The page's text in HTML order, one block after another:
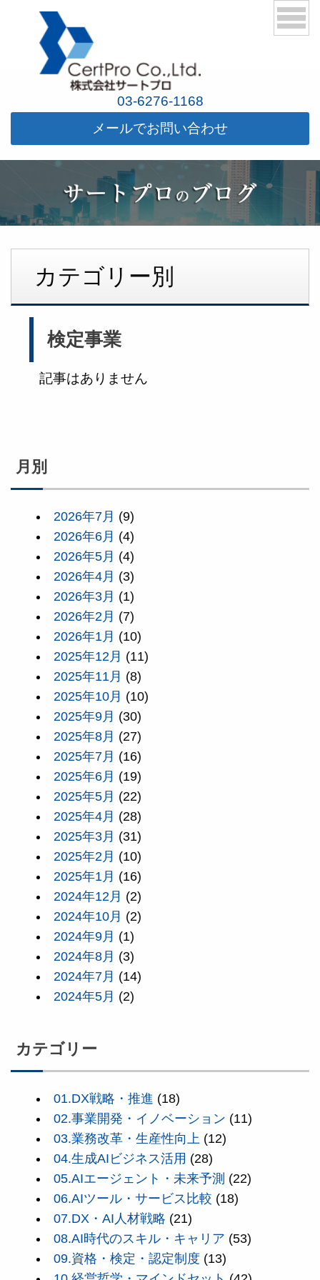
03-6276-1168
メールでお問い合わせ
カテゴリー別
検定事業
記事はありません
月別
2026年7月 (9)
2026年6月 (4)
2026年5月 (4)
2026年4月 (3)
2026年3月 (1)
2026年2月 (7)
2026年1月 (10)
2025年12月 (11)
2025年11月 (8)
2025年10月 (10)
2025年9月 (30)
2025年8月 (27)
2025年7月 (16)
2025年6月 (19)
2025年5月 (22)
2025年4月 (28)
2025年3月 (31)
2025年2月 (10)
2025年1月 (16)
2024年12月 (2)
2024年10月 (2)
2024年9月 (1)
2024年8月 (3)
2024年7月 (14)
2024年5月 (2)
カテゴリー
01.DX戦略・推進 (18)
02.事業開発・イノベーション (11)
03.業務改革・生産性向上 (12)
04.生成AIビジネス活用 (28)
05.AIエージェント・未来予測 (22)
06.AIツール・サービス比較 (18)
07.DX・AI人材戦略 (21)
08.AI時代のスキル・キャリア (53)
09.資格・検定・認定制度 (13)